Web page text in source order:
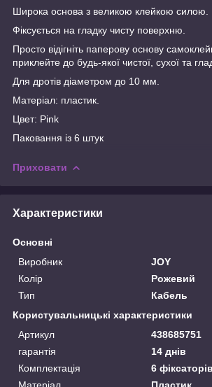
Широка основа з великою клейкою силою.
Фіксується на гладку чисту поверхню.
Просто відігніть паперову основу
приклейте до будь-якої чистої, сухої та
Для дротів діаметром до 10 мм.
Матеріал: пластик.
Цвет: Pink
Паковання із 6 штук
Приховати
Характеристики
Основні
Виробник
JOY
Колір
Рожевий
Тип
Кабель
Користувальницькі характеристики
Артикул
438685751
гарантія
14 днів
Комплектація
6 фіксаторів
Матеріал
Пластик